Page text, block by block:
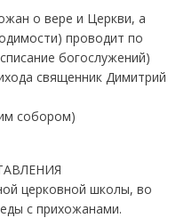
о вере и Церкви, а
проводит по
богослужений)
священник Димитрий
собором)
церковной школы, во
с прихожанами.